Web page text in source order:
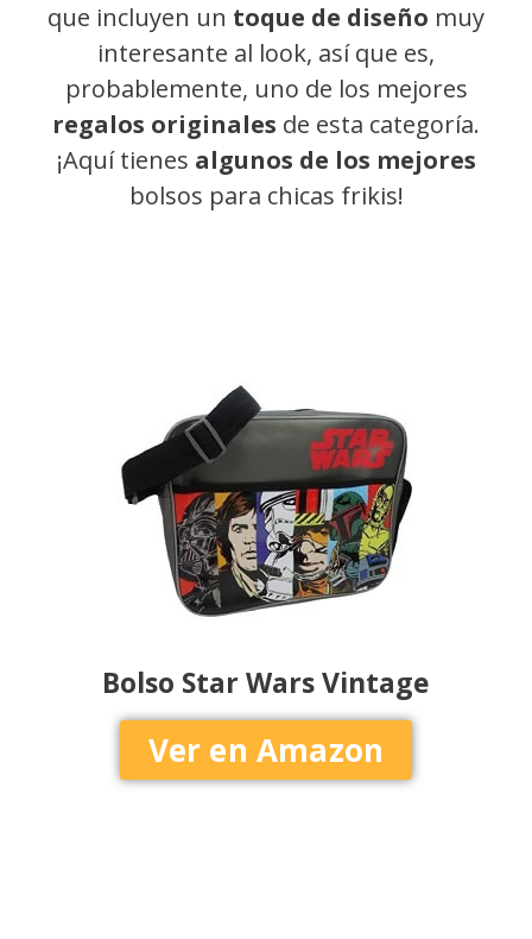
que incluyen un toque de diseño muy
interesante al look, así que es,
probablemente, uno de los mejores
regalos originales de esta categoría.
¡Aquí tienes algunos de los mejores
bolsos para chicas frikis!
Bolso Star Wars Vintage
Ver en Amazon